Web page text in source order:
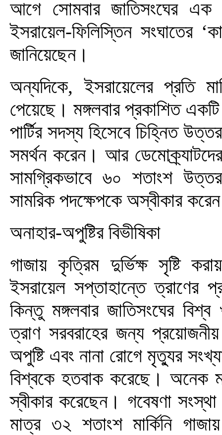
আগে সোমবার জাতিসংঘের
ইসরায়েল-ফিলিস্তিন সংঘাতের
জানিয়েছেন।
অন্যদিকে, ইসরায়েলের প্রতি
পেয়েছে। মঙ্গলবার প্রকাশিত
পার্টির সদস্য হিসেবে চিহ্নিত
সমর্থন করেন। আর
সামগ্রিকভাবে ৬০ শতাংশ
সামরিক পদক্ষেপকে অস্বীকার
অনাহার-অপুষ্টির বিভীষিকা
গাজায় কৃত্রিম দুর্ভিক্ষ সৃষ্টি
ইসরায়েল সপ্তাহান্তে ত্রাণের
কিন্তু মঙ্গলবার জাতিসংঘের বিশ্ব
ত্রাণ সরবরাহের জন্য
অপুষ্টি এবং নানা রোগে মৃত্যুর
বিশ্বকে হতবাক করেছে। অনেক
স্বীকার করেছেন। গবেষণা
মাত্র ৩২ শতাংশ মার্কিনি